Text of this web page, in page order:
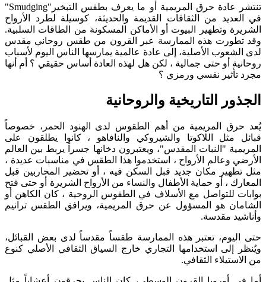
تنتشر عادة حرق المريمية أو ما يعرف بطقس التبخير"Smudging"
في العديد من الثقافات القديمة والحديثة، كوسيلة لطرد الأرواح
الشريرة وتطهير البيوت أو الأماكن المسكونة من الطاقات السلبية.
وقد تطورت هذه الممارسة عبر القرون من طقس روحاني مقدس
لدى الشعوب الأصلية، إلى عادة عالمية يمارسها الناس اليوم لأسباب
روحانية أو حتى جمالية ، لكن هل لهذه العادة أساس حقيقي ؟ أم أنها
مجرد تأثير نفسي ورمزي ؟
الجذور التاريخية والروحانية
يُعد حرق المريمية من أهم الطقوس لدى الهنود الحمر، خصوصاً
قبائل مثل اللاكوتا والشيروكي والنافاهو ، كانوا يطلقون على
المريمية "النبات المقدس"، ويعتبرون دخانها جسراً يربط بين العالم
الأرضي وعالم الأرواح ، استخدموا هذا الطقس في مناسبات عديدة ،
مثل تطهير مكان جديد قبل السكن فيه ، أو تحضير المحاربين قبل
المعارك ، أو حماية الأطفال والنساء من الأرواح الشريرة أو حتى فتح
بوابات للتواصل مع الأسلاف في الطقوس الروحية ، كان الكاهن أو
الشامان هو المسؤول عن حرق المريمية، ويرافق الطقس ترانيم
وأناشيد مقدسة.
حتى اليوم، تعتبر هذه الممارسة طقساً مقدساً لدى بعض القبائل،
ويُنظر إلى استخدامها التجاري خارج السياق الثقافي الأصلي كنوع
من الاستيلاء الثقافي.